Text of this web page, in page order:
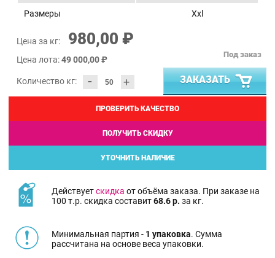
Размеры
Xxl
Цена за кг: 980,00 ₽
Цена лота:49 000,00 ₽
Количество кг: - +
Под заказ
ЗАКАЗАТЬ
ПРОВЕРИТЬ КАЧЕСТВО
ПОЛУЧИТЬ СКИДКУ
УТОЧНИТЬ НАЛИЧИЕ
Действуетскидка от объёма заказа. При заказе на
100 т.р. скидка составит68.6 р. за кг.
Минимальная партия - 1 упаковка. Сумма
рассчитана на основе веса упаковки.